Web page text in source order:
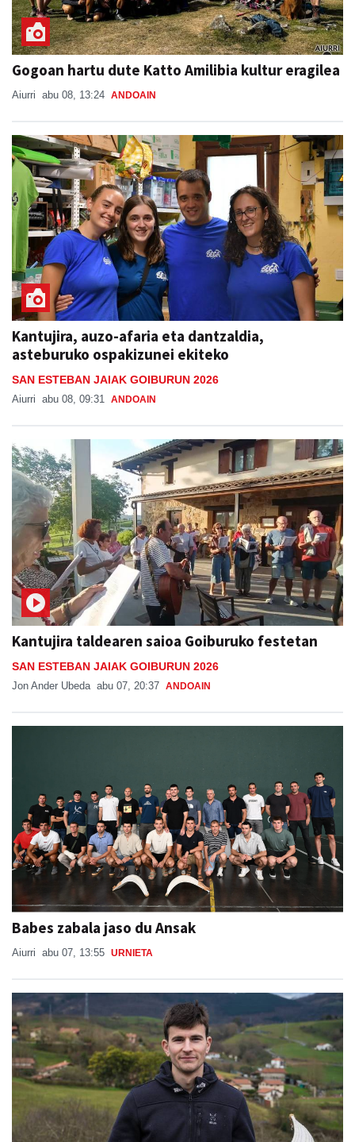
Gogoan hartu dute Katto Amilibia kultur eragilea
Aiurri abu 08, 13:24 ANDOAIN
Kantujira, auzo-afaria eta dantzaldia,
asteburuko ospakizunei ekiteko
SAN ESTEBAN JAIAK GOIBURUN 2026
Aiurri abu 08, 09:31 ANDOAIN
Kantujira taldearen saioa Goiburuko festetan
SAN ESTEBAN JAIAK GOIBURUN 2026
Jon Ander Ubeda abu 07, 20:37 ANDOAIN
Babes zabala jaso du Ansak
Aiurri abu 07, 13:55 URNIETA